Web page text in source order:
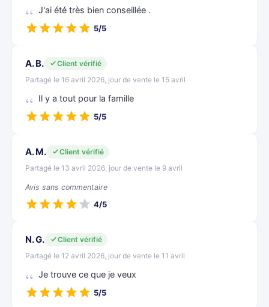
J'ai été très bien conseillée .
5/5
A. B.
Client vérifié
Partagé le 16 avril 2026, jour de vente le 15 avril
Il y a tout pour la famille
5/5
A. M.
Client vérifié
Partagé le 13 avril 2026, jour de vente le 9 avril
Avis sans commentaire
4/5
N. G.
Client vérifié
Partagé le 12 avril 2026, jour de vente le 11 avril
Je trouve ce que je veux
5/5